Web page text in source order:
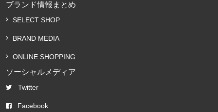
ブランド情報まとめ
SELECT SHOP
BRAND MEDIA
ONLINE SHOPPING
ソーシャルメディア
Twitter
Facebook